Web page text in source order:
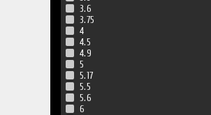
3.6
3.75
4
4.5
4.9
5
5.17
5.5
5.6
6